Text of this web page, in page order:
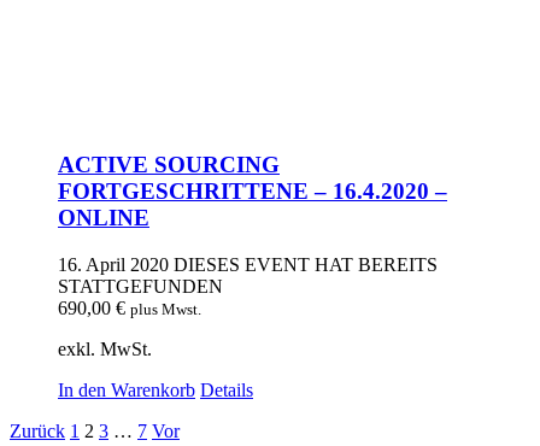
ACTIVE SOURCING
FORTGESCHRITTENE – 16.4.2020 –
ONLINE
16. April 2020 DIESES EVENT HAT BEREITS
STATTGEFUNDEN
690,00 € plus Mwst.
exkl. MwSt.
In den Warenkorb Details
Zurück 1 2 3 … 7 Vor